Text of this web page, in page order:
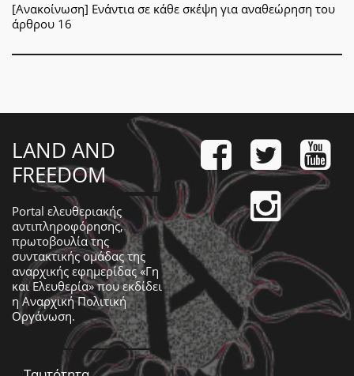
[Ανακοίνωση] Ενάντια σε κάθε σκέψη για αναθεώρηση του
άρθρου 16
LAND AND
FREEDOM
Portal ελευθεριακής
αντιπληροφόρησης,
πρωτοβουλία της
συντακτικής ομάδας της
αναρχικής εφημερίδας «Γη
και Ελευθερία» που εκδίδει
ηΑναρχική Πολιτική
Οργάνωση.